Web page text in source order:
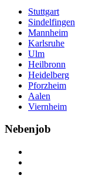
Stuttgart
Sindelfingen
Mannheim
Karlsruhe
Ulm
Heilbronn
Heidelberg
Pforzheim
Aalen
Viernheim
Nebenjob